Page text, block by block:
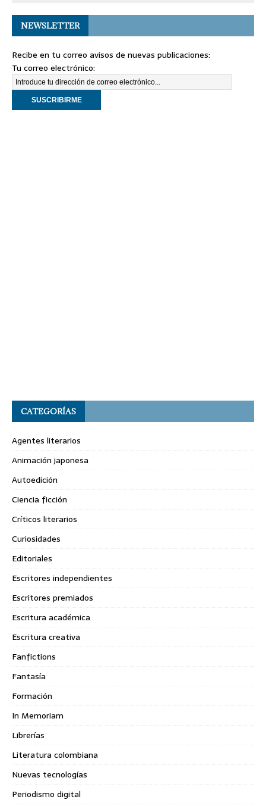
NEWSLETTER
Recibe en tu correo avisos de nuevas publicaciones:
Tu correo electrónico:
CATEGORÍAS
Agentes literarios
Animación japonesa
Autoedición
Ciencia ficción
Críticos literarios
Curiosidades
Editoriales
Escritores independientes
Escritores premiados
Escritura académica
Escritura creativa
Fanfictions
Fantasía
Formación
In Memoriam
Librerías
Literatura colombiana
Nuevas tecnologías
Periodismo digital